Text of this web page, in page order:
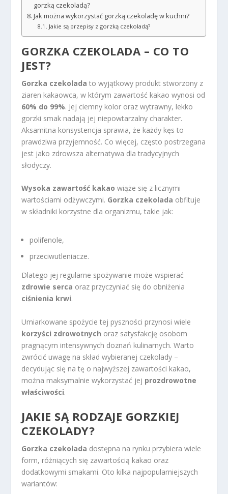
gorzką czekoladą?
Jak można wykorzystać gorzką czekoladę w kuchni?
Jakie są przepisy z gorzką czekoladą?
GORZKA CZEKOLADA – CO TO
JEST?
Gorzka czekolada to wyjątkowy produkt stworzony z
ziaren kakaowca, w którym zawartość kakao wynosi od
60% do 99%. Jej ciemny kolor oraz wytrawny, lekko
gorzki smak nadają jej niepowtarzalny charakter.
Aksamitna konsystencja sprawia, że każdy kęs to
prawdziwa przyjemność. Co więcej, często postrzegana
jest jako zdrowsza alternatywa dla tradycyjnych
słodyczy.
Wysoka zawartość kakao wiąże się z licznymi
wartościami odżywczymi. Gorzka czekolada obfituje
w składniki korzystne dla organizmu, takie jak:
polifenole,
przeciwutleniacze.
Dlatego jej regularne spożywanie może wspierać
zdrowie serca oraz przyczyniać się do obniżenia
ciśnienia krwi.
Umiarkowane spożycie tej pyszności przynosi wiele
korzyści zdrowotnych oraz satysfakcję osobom
pragnącym intensywnych doznań kulinarnych. Warto
zwrócić uwagę na skład wybieranej czekolady –
decydując się na tę o najwyższej zawartości kakao,
można maksymalnie wykorzystać jej prozdrowotne
właściwości.
JAKIE SĄ RODZAJE GORZKIEJ
CZEKOLADY?
Gorzka czekolada dostępna na rynku przybiera wiele
form, różniących się zawartością kakao oraz
dodatkowymi smakami. Oto kilka najpopularniejszych
wariantów: